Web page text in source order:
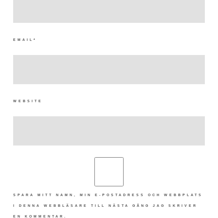
EMAIL *
WEBSITE
SPARA MITT NAMN, MIN E-POSTADRESS OCH WEBBPLATS
I DENNA WEBBLÄSARE TILL NÄSTA GÅNG JAG SKRIVER
EN KOMMENTAR.